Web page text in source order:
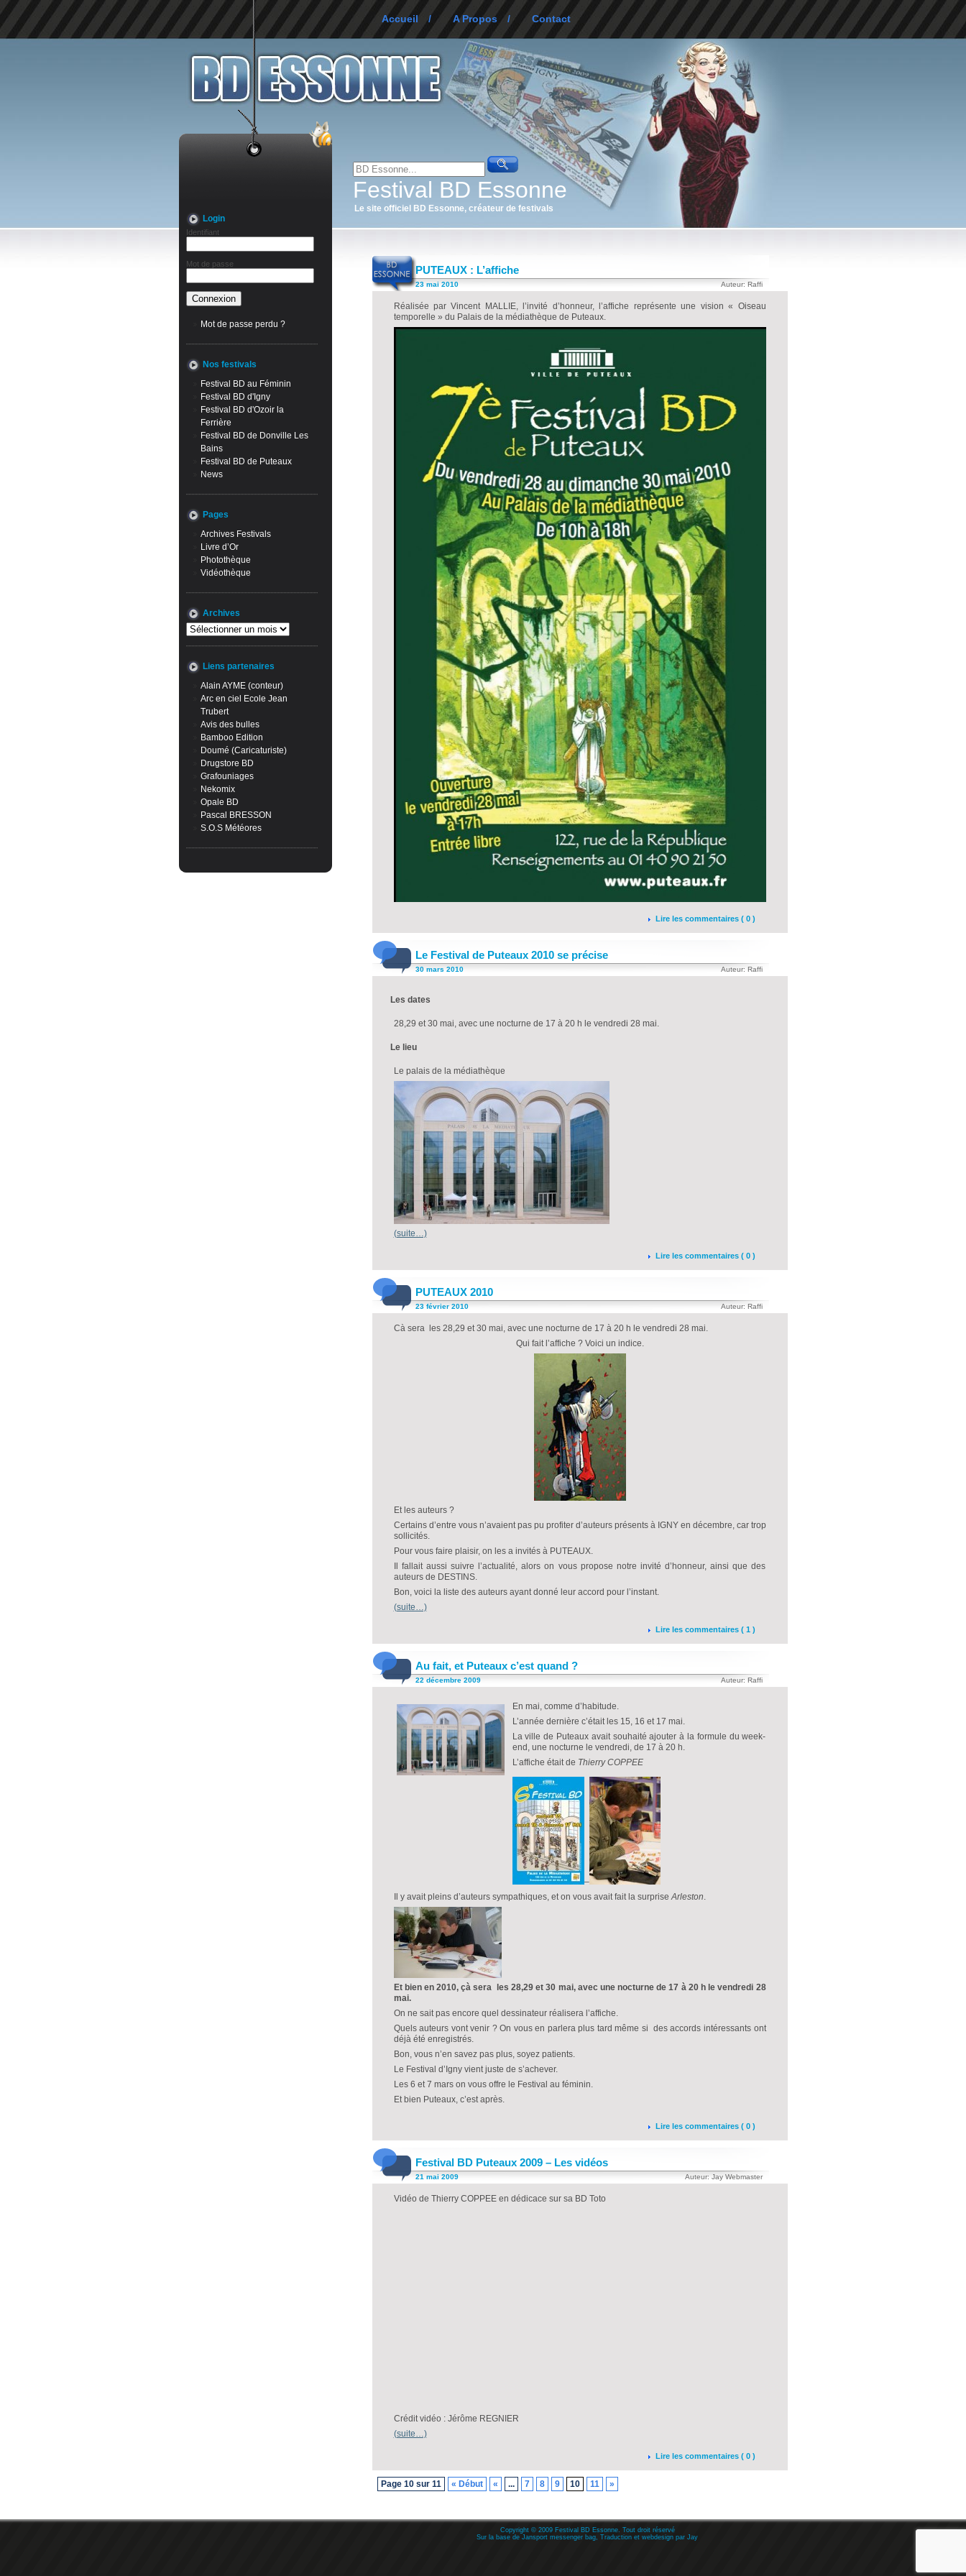
Accueil / A Propos / Contact
Festival BD Essonne
Le site officiel BD Essonne, créateur de festivals
Login
Identifiant
Mot de passe
Mot de passe perdu ?
Nos festivals
Festival BD au Féminin
Festival BD d'Igny
Festival BD d'Ozoir la
Ferrière
Festival BD de Donville Les
Bains
Festival BD de Puteaux
News
Pages
Archives Festivals
Livre d’Or
Photothèque
Vidéothèque
Archives
Archives
Liens partenaires
Alain AYME (conteur)
Arc en ciel Ecole Jean
Trubert
Avis des bulles
Bamboo Edition
Doumé (Caricaturiste)
Drugstore BD
Grafouniages
Nekomix
Opale BD
Pascal BRESSON
S.O.S Météores
PUTEAUX : L’affiche
23 mai 2010 Auteur: Raffi
Réalisée par Vincent MALLIE, l’invité d’honneur, l’affiche représente une vision « Oiseau
temporelle » du Palais de la médiathèque de Puteaux.
Lire les commentaires ( 0 )
Le Festival de Puteaux 2010 se précise
30 mars 2010 Auteur: Raffi
Les dates
28,29 et 30 mai, avec une nocturne de 17 à 20 h le vendredi 28 mai.
Le lieu
Le palais de la médiathèque
(suite…)
Lire les commentaires ( 0 )
PUTEAUX 2010
23 février 2010 Auteur: Raffi
Cà sera les 28,29 et 30 mai, avec une nocturne de 17 à 20 h le vendredi 28 mai.
Qui fait l’affiche ? Voici un indice.
Et les auteurs ?
Certains d’entre vous n’avaient pas pu profiter d’auteurs présents à IGNY en décembre, car trop
sollicités.
Pour vous faire plaisir, on les a invités à PUTEAUX.
Il fallait aussi suivre l’actualité, alors on vous propose notre invité d’honneur, ainsi que des
auteurs de DESTINS.
Bon, voici la liste des auteurs ayant donné leur accord pour l’instant.
(suite…)
Lire les commentaires ( 1 )
Au fait, et Puteaux c’est quand ?
22 décembre 2009 Auteur: Raffi
En mai, comme d’habitude.
L’année dernière c’était les 15, 16 et 17 mai.
La ville de Puteaux avait souhaité ajouter à la formule du week-
end, une nocturne le vendredi, de 17 à 20 h.
L’affiche était de Thierry COPPEE
–
Il y avait pleins d’auteurs sympathiques, et on vous avait fait la surpriseArleston.
Et bien en 2010, çà sera les 28,29 et 30 mai, avec une nocturne de 17 à 20 h le vendredi 28
mai.
On ne sait pas encore quel dessinateur réalisera l’affiche.
Quels auteurs vont venir ? On vous en parlera plus tard même si des accords intéressants ont
déjà été enregistrés.
Bon, vous n’en savez pas plus, soyez patients.
Le Festival d’Igny vient juste de s’achever.
Les 6 et 7 mars on vous offre le Festival au féminin.
Et bien Puteaux, c’est après.
Lire les commentaires ( 0 )
Festival BD Puteaux 2009 – Les vidéos
21 mai 2009 Auteur: Jay Webmaster
Vidéo de Thierry COPPEE en dédicace sur sa BD Toto
Crédit vidéo : Jérôme REGNIER
(suite…)
Lire les commentaires ( 0 )
Page 10 sur 11 « Début « ... 7 8 9 10 11 »
Copyright © 2009 Festival BD Essonne. Tout droit réservé
Sur la base de Jansport messenger bag , Traduction et webdesign par Jay